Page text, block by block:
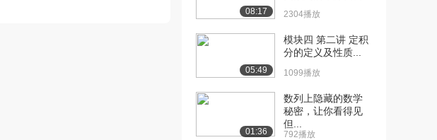
[15] 北京航空航天大学公
开课：单调数列综...
开课：单调数列综...
08:17 2304播放
05:49
模块四 第二讲 定积
分的定义及性质...
1099播放
01:36
数列上隐藏的数学
秘密，让你看得见
但...
792播放